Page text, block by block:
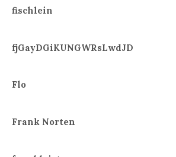
fischlein
fjGayDGiKUNGWRsLwdJD
Flo
Frank Norten